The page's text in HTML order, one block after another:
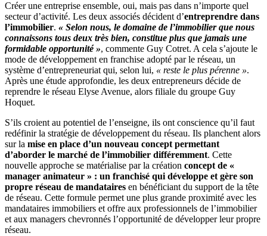
Créer une entreprise ensemble, oui, mais pas dans n’importe quel
secteur d’activité. Les deux associés décident d’entreprendre dans
l’immobilier. « Selon nous, le domaine de l’immobilier que nous
connaissons tous deux très bien, constitue plus que jamais une
formidable opportunité », commente Guy Cotret. A cela s’ajoute le
mode de développement en franchise adopté par le réseau, un
système d’entrepreneuriat qui, selon lui, « reste le plus pérenne ».
Après une étude approfondie, les deux entrepreneurs décide de
reprendre le réseau Elyse Avenue, alors filiale du groupe Guy
Hoquet.
S’ils croient au potentiel de l’enseigne, ils ont conscience qu’il faut
redéfinir la stratégie de développement du réseau. Ils planchent alors
sur la mise en place d’un nouveau concept permettant
d’aborder le marché de l’immobilier différemment. Cette
nouvelle approche se matérialise par la création concept de «
manager animateur » : un franchisé qui développe et gère son
propre réseau de mandataires en bénéficiant du support de la tête
de réseau. Cette formule permet une plus grande proximité avec les
mandataires immobiliers et offre aux professionnels de l’immobilier
et aux managers chevronnés l’opportunité de développer leur propre
réseau.